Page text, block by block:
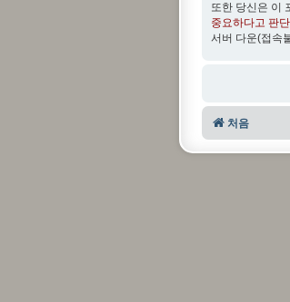
또한 당신은 이
중요하다고 판
서버 다운(접속
처음